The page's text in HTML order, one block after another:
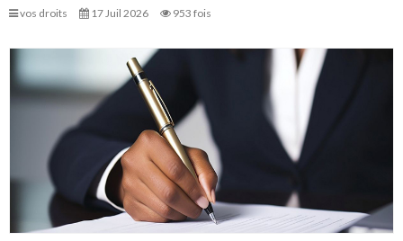
vos droits 17 Juil 2026 953 fois